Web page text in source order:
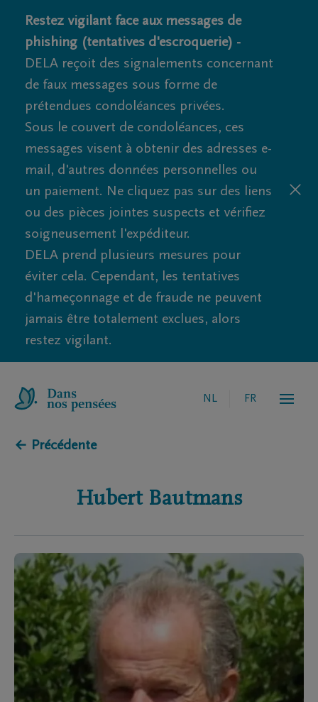
Restez vigilant face aux messages de
phishing (tentatives d'escroquerie) -
DELA reçoit des signalements concernant
de faux messages sous forme de
prétendues condoléances privées.
Sous le couvert de condoléances, ces
messages visent à obtenir des adresses e-
mail, d'autres données personnelles ou
un paiement. Ne cliquez pas sur des liens
ou des pièces jointes suspects et vérifiez
soigneusement l'expéditeur.
DELA prend plusieurs mesures pour
éviter cela. Cependant, les tentatives
d'hameçonnage et de fraude ne peuvent
jamais être totalement exclues, alors
restez vigilant.
NL FR
← Précédente
Hubert Bautmans